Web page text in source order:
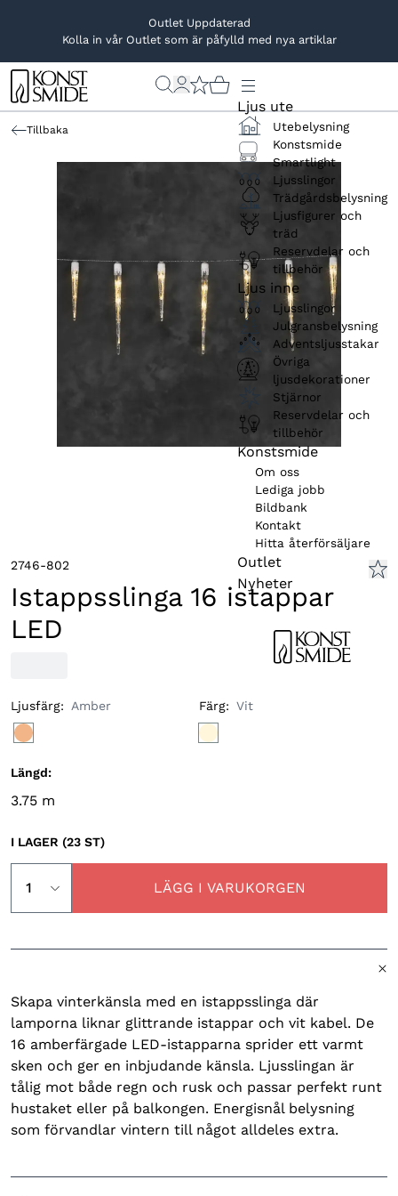
Outlet Uppdaterad
Kolla in vår Outlet som är påfylld med nya artiklar
Ljus ute
Utebelysning
Konstsmide
Smartlight
Ljusslingor
Trädgårdsbelysning
Ljusfigurer och
träd
Reservdelar och
tillbehör
Ljus inne
Ljusslingor
Julgransbelysning
Adventsljusstakar
Övriga
ljusdekorationer
Stjärnor
Reservdelar och
tillbehör
Konstsmide
Om oss
Lediga jobb
Bildbank
Kontakt
Hitta återförsäljare
Outlet
Nyheter
Tillbaka
2746-802
Istappsslinga 16 istappar
LED
Ljusfärg: Amber Färg: Vit
Längd:
3.75 m
I LAGER (23 ST)
LÄGG I VARUKORGEN
Skapa vinterkänsla med en istappsslinga där
lamporna liknar glittrande istappar och vit kabel. De
16 amberfärgade LED-istapparna sprider ett varmt
sken och ger en inbjudande känsla. Ljusslingan är
tålig mot både regn och rusk och passar perfekt runt
hustaket eller på balkongen. Energisnål belysning
som förvandlar vintern till något alldeles extra.